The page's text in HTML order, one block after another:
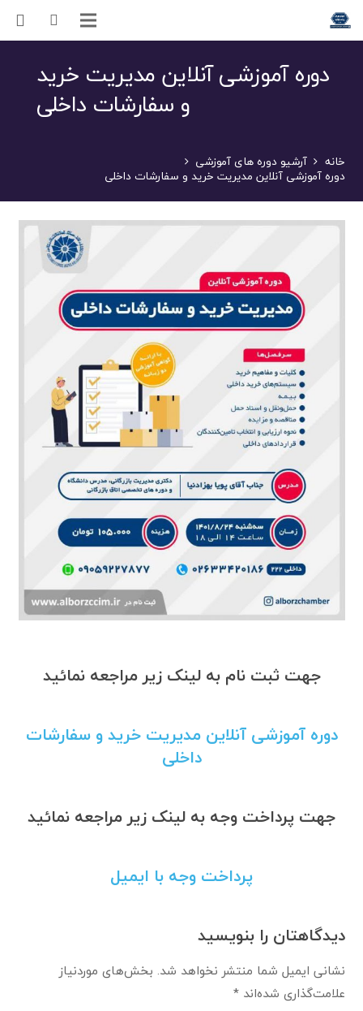
دوره آموزشی آنلاین مدیریت خرید
و سفارشات داخلی
خانه آرشیو دوره های آموزشی
دوره آموزشی آنلاین مدیریت خرید و سفارشات داخلی
جهت ثبت نام به لینک زیر مراجعه نمائید
دوره آموزشی آنلاین مدیریت خرید و سفارشات
داخلی
جهت پرداخت وجه به لینک زیر مراجعه نمائید
پرداخت وجه با ایمیل
دیدگاهتان را بنویسید
نشانی ایمیل شما منتشر نخواهد شد. بخش‌های موردنیاز
علامت‌گذاری شده‌اند*